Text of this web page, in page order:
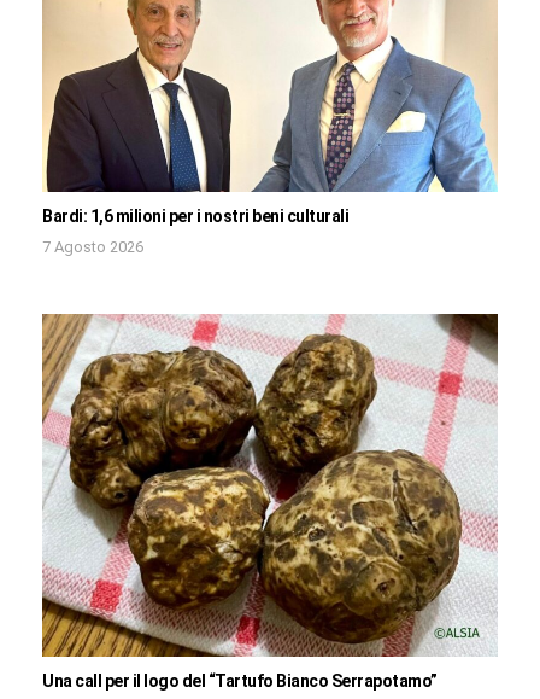
Bardi: 1,6 milioni per i nostri beni culturali
7 Agosto 2026
Una call per il logo del “Tartufo Bianco Serrapotamo”